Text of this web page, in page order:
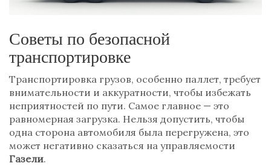
Советы по безопасной
транспортировке
Транспортировка грузов, особенно паллет, требует
внимательности и аккуратности, чтобы избежать
неприятностей по пути. Самое главное — это
равномерная загрузка. Нельзя допустить, чтобы
одна сторона автомобиля была перегружена, это
может негативно сказаться на управляемости
Газели.